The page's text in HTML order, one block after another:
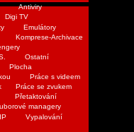
Antiviry
Digi TV
Emulátory
Komprese-Archivace
Ostatní
Plocha
Práce s videem
Práce se zvukem
Přetaktování
managery
Vypalování